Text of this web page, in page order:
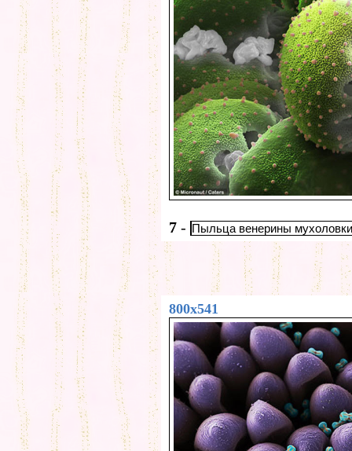
7 - Пыльца венерины
800x541